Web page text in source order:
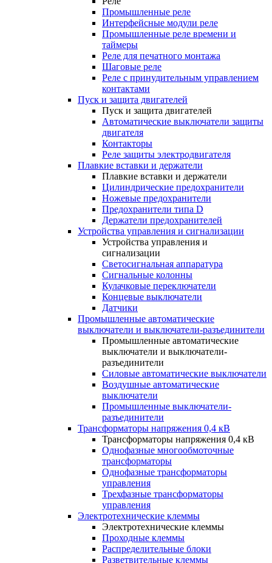
Промышленные реле
Интерфейсные модули реле
Промышленные реле времени и
таймеры
Реле для печатного монтажа
Шаговые реле
Реле с принудительным управлением
контактами
Пуск и защита двигателей
Пуск и защита двигателей
Автоматические выключатели защиты
двигателя
Контакторы
Реле защиты электродвигателя
Плавкие вставки и держатели
Плавкие вставки и держатели
Цилиндрические предохранители
Ножевые предохранители
Предохранители типа D
Держатели предохранителей
Устройства управления и сигнализации
Устройства управления и
сигнализации
Светосигнальная аппаратура
Сигнальные колонны
Кулачковые переключатели
Концевые выключатели
Датчики
Промышленные автоматические
выключатели и выключатели-разъединители
Промышленные автоматические
выключатели и выключатели-
разъединители
Силовые автоматические выключатели
Воздушные автоматические
выключатели
Промышленные выключатели-
разъединители
Трансформаторы напряжения 0,4 кВ
Трансформаторы напряжения 0,4 кВ
Однофазные многообмоточные
трансформаторы
Однофазные трансформаторы
управления
Трехфазные трансформаторы
управления
Электротехнические клеммы
Электротехнические клеммы
Проходные клеммы
Распределительные блоки
Разветвительные клеммы